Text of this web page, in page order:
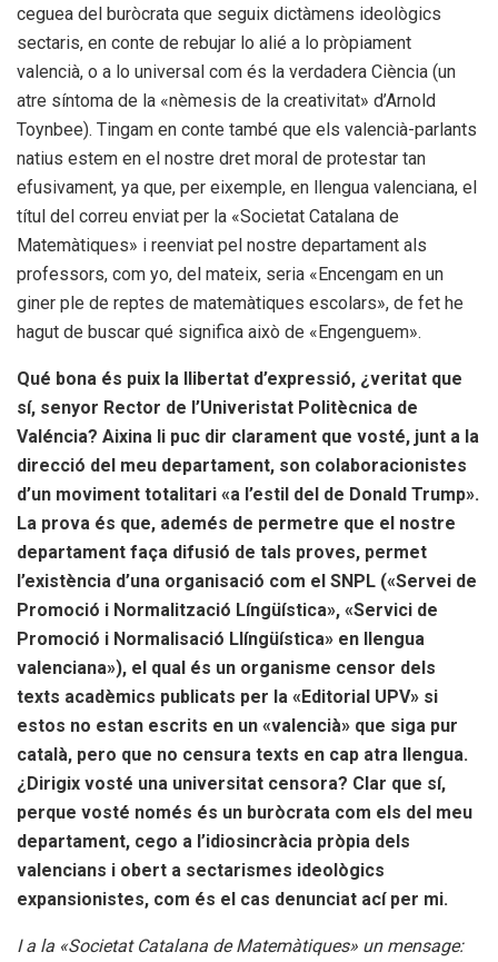
ceguea del buròcrata que seguix dictàmens ideològics
sectaris, en conte de rebujar lo alié a lo pròpiament
valencià, o a lo universal com és la verdadera Ciència (un
atre síntoma de la «nèmesis de la creativitat» d’Arnold
Toynbee). Tingam en conte també que els valencià-parlants
natius estem en el nostre dret moral de protestar tan
efusivament, ya que, per eixemple, en llengua valenciana, el
títul del correu enviat per la «Societat Catalana de
Matemàtiques» i reenviat pel nostre departament als
professors, com yo, del mateix, seria «Encengam en un
giner ple de reptes de matemàtiques escolars», de fet he
hagut de buscar qué significa això de «Engenguem».
Qué bona és puix la llibertat d’expressió, ¿veritat que
sí, senyor Rector de l’Univeristat Politècnica de
Valéncia? Aixina li puc dir clarament que vosté, junt a la
direcció del meu departament, son colaboracionistes
d’un moviment totalitari «a l’estil del de Donald Trump».
La prova és que, ademés de permetre que el nostre
departament faça difusió de tals proves, permet
l’existència d’una organisació com el SNPL («Servei de
Promoció i Normalització Língüística», «Servici de
Promoció i Normalisació Llíngüística» en llengua
valenciana»), el qual és un organisme censor dels
texts acadèmics publicats per la «Editorial UPV» si
estos no estan escrits en un «valencià» que siga pur
català, pero que no censura texts en cap atra llengua.
¿Dirigix vosté una universitat censora? Clar que sí,
perque vosté només és un buròcrata com els del meu
departament, cego a l’idiosincràcia pròpia dels
valencians i obert a sectarismes ideològics
expansionistes, com és el cas denunciat ací per mi.
I a la «Societat Catalana de Matemàtiques» un mensage: